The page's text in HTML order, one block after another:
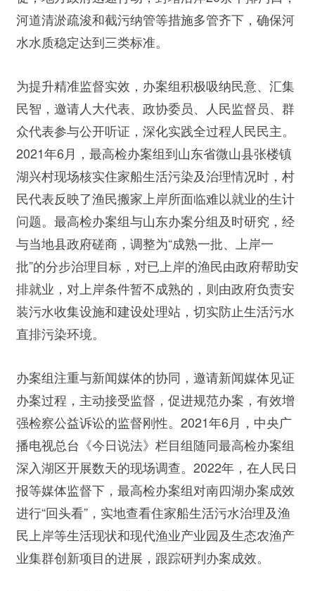
河道清淤疏浚和截污纳管等措施多管齐下，确保河
水水质稳定达到三类标准。
为提升精准监督实效，办案组积极吸纳民意、汇集
民智，邀请人大代表、政协委员、人民监督员、群
众代表参与公开听证，深化实践全过程人民民主。
2021年6月，最高检办案组到山东省微山县张楼镇
湖兴村现场核实住家船生活污染及治理情况时，村
民代表反映了渔民搬家上岸所面临难以就业的生计
问题。最高检办案组与山东办案分组及时研究，经
与当地县政府磋商，调整为“成熟一批、上岸一
批”的分步治理目标，对已上岸的渔民由政府帮助安
排就业，对上岸条件暂不成熟的，则由政府负责安
装污水收集设施和建设处理站，切实防止生活污水
直排污染环境。
办案组注重与新闻媒体的协同，邀请新闻媒体见证
办案过程，主动接受监督，促进规范办案，有效增
强检察公益诉讼的监督刚性。2021年6月，中央广
播电视总台《今日说法》栏目组随同最高检办案组
深入湖区开展数天的现场调查。2022年，在人民日
报等媒体监督下，最高检办案组对南四湖办案成效
进行“回头看”，实地查看住家船生活污水治理及渔
民上岸等生活现状和现代渔业产业园及生态农渔产
业集群创新项目的进展，跟踪研判办案成效。